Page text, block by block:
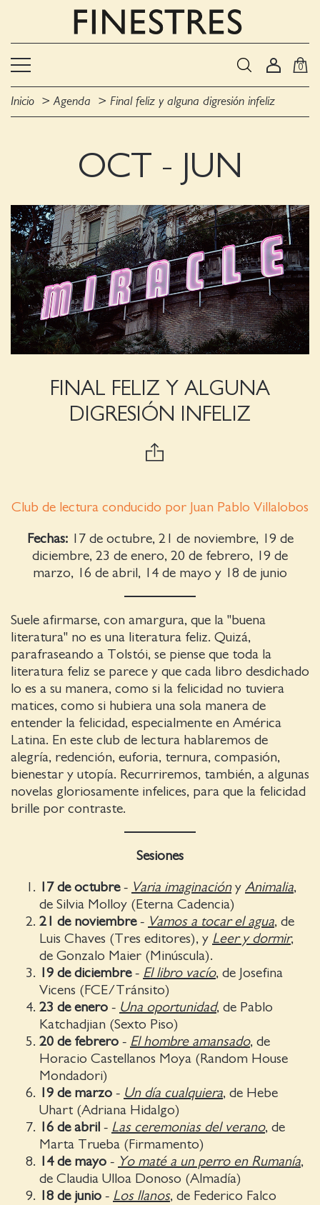
0
Inicio Agenda Final feliz y alguna digresión infeliz
OCT - JUN
FINAL FELIZ Y ALGUNA
DIGRESIÓN INFELIZ
Club de lectura conducido por Juan Pablo Villalobos
Fechas:17 de octubre, 21 de noviembre, 19 de
diciembre, 23 de enero, 20 de febrero, 19 de
marzo, 16 de abril, 14 de mayo y 18 de junio
Suele afirmarse, con amargura, que la "buena
literatura" no es una literatura feliz. Quizá,
parafraseando a Tolstói, se piense que toda la
literatura feliz se parece y que cada libro desdichado
lo es a su manera, como si la felicidad no tuviera
matices, como si hubiera una sola manera de
entender la felicidad, especialmente en América
Latina. En este club de lectura hablaremos de
alegría, redención, euforia, ternura, compasión,
bienestar y utopía. Recurriremos, también, a algunas
novelas gloriosamente infelices, para que la felicidad
brille por contraste.
Sesiones
17 de octubre- Varia imaginacióny Animalia,
de Silvia Molloy (Eterna Cadencia)
21 de noviembre- Vamos a tocar el agua, de
Luis Chaves (Tres editores), y Leer y dormir,
de Gonzalo Maier (Minúscula).
19 de diciembre- El libro vacío, de Josefina
Vicens (FCE/Tránsito)
23 de enero - Una oportunidad, de Pablo
Katchadjian (Sexto Piso)
20 de febrero - El hombre amansado, de
Horacio Castellanos Moya (Random House
Mondadori)
19 de marzo - Un día cualquiera, de Hebe
Uhart (Adriana Hidalgo)
16 de abril - Las ceremonias del verano, de
Marta Trueba (Firmamento)
14 de mayo - Yo maté a un perro en Rumanía,
de Claudia Ulloa Donoso (Almadía)
18 de junio - Los llanos, de Federico Falco